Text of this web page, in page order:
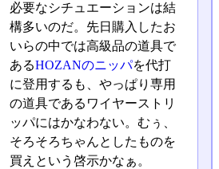
必要なシチュエーションは結
構多いのだ。先日購入したお
いらの中では高級品の道具で
あるHOZANのニッパを代打
に登用するも、やっぱり専用
の道具であるワイヤーストリ
ッパにはかなわない。むぅ、
そろそろちゃんとしたものを
買えという啓示かなぁ。